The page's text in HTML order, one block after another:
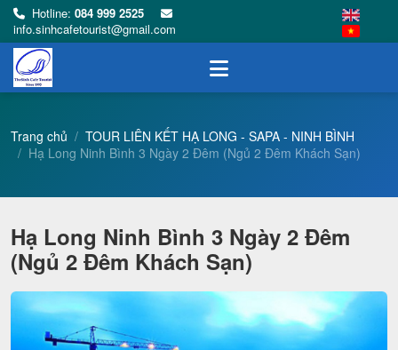
Hotline: 084 999 2525
info.sinhcafetourist@gmail.com
Trang chủ
TOUR LIÊN KẾT HẠ LONG - SAPA - NINH BÌNH
Hạ Long Ninh Bình 3 Ngày 2 Đêm (Ngủ 2 Đêm Khách Sạn)
Hạ Long Ninh Bình 3 Ngày 2 Đêm
(Ngủ 2 Đêm Khách Sạn)